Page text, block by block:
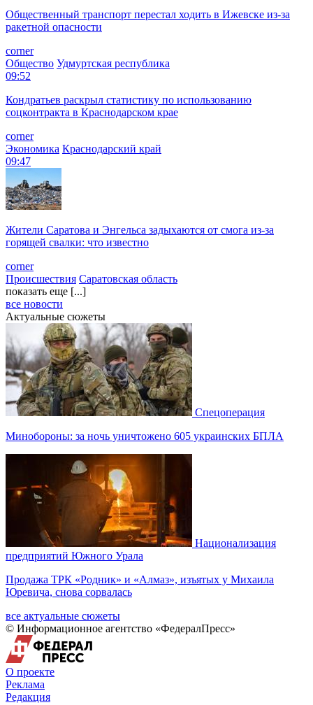
Общественный транспорт перестал ходить в Ижевске из-за
ракетной опасности
corner
Общество Удмуртская республика
09:52
Кондратьев раскрыл статистику по использованию
соцконтракта в Краснодарском крае
corner
Экономика Краснодарский край
09:47
Жители Саратова и Энгельса задыхаются от смога из-за
горящей свалки: что известно
corner
Происшествия Саратовская область
показать еще [...]
все новости
Актуальные сюжеты
Спецоперация
Минобороны: за ночь уничтожено 605 украинских БПЛА
Национализация
предприятий Южного Урала
Продажа ТРК «Родник» и «Алмаз», изъятых у Михаила
Юревича, снова сорвалась
все актуальные сюжеты
© Информационное агентство «ФедералПресс»
О проекте
Реклама
Редакция